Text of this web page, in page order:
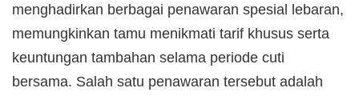
menghadirkan berbagai penawaran spesial lebaran,
memungkinkan tamu menikmati tarif khusus serta
keuntungan tambahan selama periode cuti
bersama. Salah satu penawaran tersebut adalah